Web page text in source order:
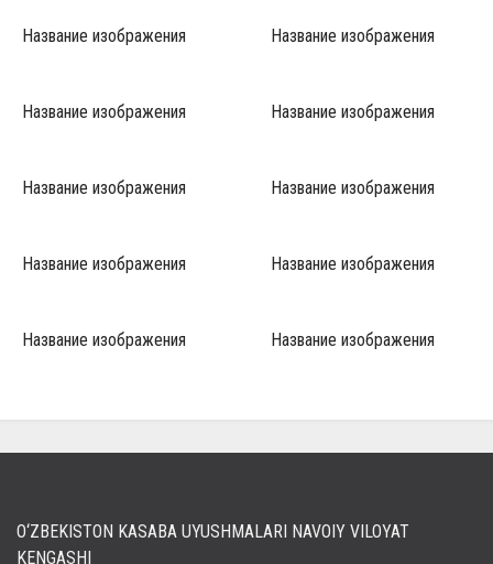
Название изображения Название изображения
Название изображения Название изображения
Название изображения Название изображения
Название изображения Название изображения
Название изображения Название изображения
O‘ZBEKISTON KASABA UYUSHMALARI NAVOIY VILOYAT
KENGASHI